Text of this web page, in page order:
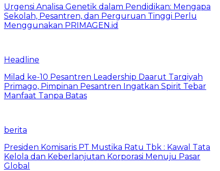
Urgensi Analisa Genetik dalam Pendidikan: Mengapa
Sekolah, Pesantren, dan Perguruan Tinggi Perlu
Menggunakan PRIMAGEN.id
Headline
Milad ke-10 Pesantren Leadership Daarut Tarqiyah
Primago, Pimpinan Pesantren Ingatkan Spirit Tebar
Manfaat Tanpa Batas
berita
Presiden Komisaris PT Mustika Ratu Tbk : Kawal Tata
Kelola dan Keberlanjutan Korporasi Menuju Pasar
Global